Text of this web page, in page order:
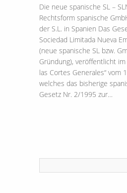
Die neue spanische SL –
Rechtsform spanische
der S.L. in Spanien Das
Sociedad Limitada Nueva
(neue spanische SL bzw.
Gründung), veröffentlicht
las Cortes Generales“ vom
welches das bisherige
Gesetz Nr. 2/1995 zur…